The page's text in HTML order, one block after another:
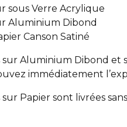
sous Verre Acrylique
Aluminium Dibond
Canson Satiné
sur Aluminium Dibond
immédiatement
sur Papier sont livrées